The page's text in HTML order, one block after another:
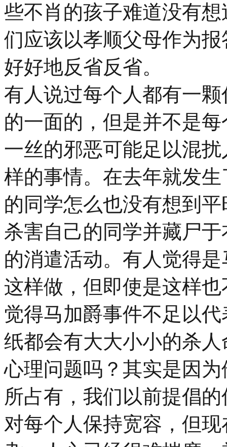
些不肖的孩子难道没有
们应该以孝顺父母作为
好好地反省反省。
有人说过每个人都有一
的一面的，但是并不是
一丝的邪恶可能足以混
样的事情。在去年就发
的同学怎么也没有想到
杀害自己的同学并藏尸
的消遣活动。有人觉得
这样做，但即使是这样
觉得马加爵事件不足以
纸都会有大大小小的杀
心理问题吗？其实是因
所占有，我们以前提倡
对每个人保持宽容，但